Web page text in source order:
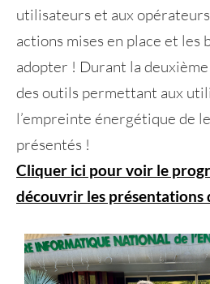
utilisateurs et aux opérateurs
actions mises en place et les
adopter ! Durant la
des outils permettant aux
l’empreinte énergétique de
présentés !
Cliquer ici pour voir le
découvrir les présentations